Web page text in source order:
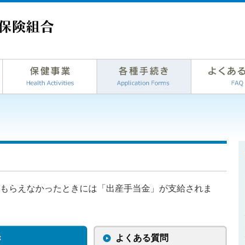
らえなかったときには「出産手当金」が支給されま
よくある質問